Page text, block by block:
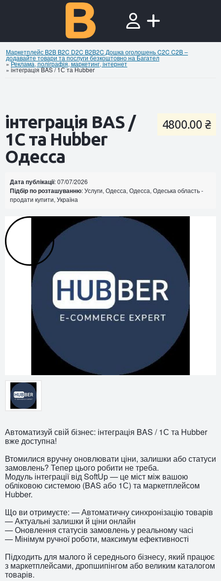
Маркетплейс B2B B2C D2C B2B2C Дошка оголошень C2C C2B –
додавайте товари та послуги безкоштовно на Багател
»Реклама, поліграфія, маркетинг, інтернет
» інтеграція BAS / 1С та Hubber
4800.00 ₴
інтеграція BAS /
1С та Hubber
Одесса
Дата публікації: 07/07/2026
Підбір по розташуванню: Услуги, Одесса, Одесса, Одеська область -
продати купити, Україна
Автоматизуй свій бізнес: інтеграція BAS / 1С та Hubber
вже доступна!
Втомилися вручну оновлювати ціни, залишки або статуси
замовлень? Тепер цього робити не треба.
Модуль інтеграції від SoftUp — це міст між вашою
обліковою системою (BAS або 1С) та маркетплейсом
Hubber.
Що ви отримуєте: — Автоматичну синхронізацію товарів
— Актуальні залишки й ціни онлайн
— Оновлення статусів замовлень у реальному часі
— Мінімум ручної роботи, максимум ефективності
Підходить для малого й середнього бізнесу, який працює
з маркетплейсами, дропшипінгом або великим каталогом
товарів.